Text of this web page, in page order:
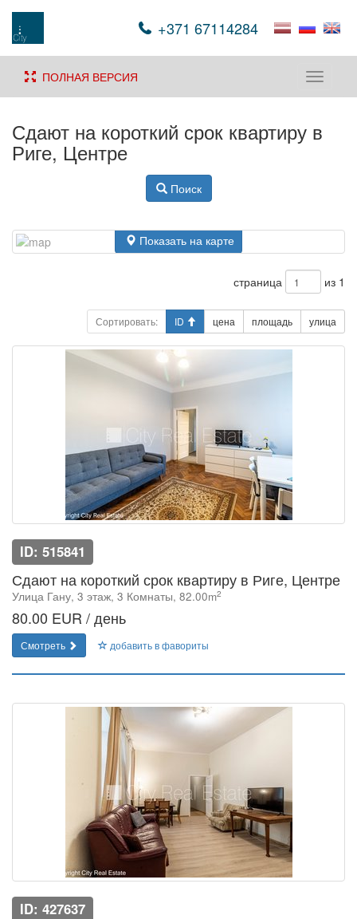
+371 67114284
Toggle
ПОЛНАЯ ВЕРСИЯ
Сдают на короткий срок квартиру в
Риге, Центре
Поиск
Показать на карте
страница из 1
Сортировать: ID цена площадь улица
ID: 515841
Сдают на короткий срок квартиру в Риге, Центре
Улица Гану, 3 этаж, 3 Комнаты, 82.00m2
80.00 EUR / день
Смотреть добавить в фавориты
ID: 427637